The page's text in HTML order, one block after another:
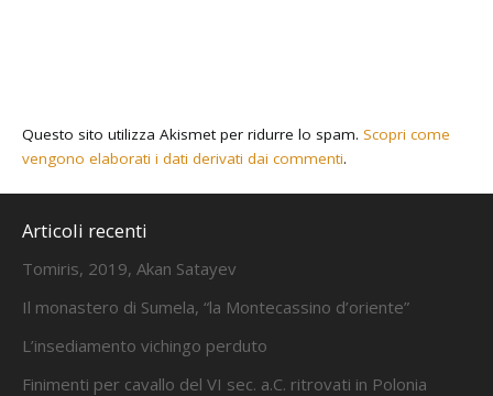
Questo sito utilizza Akismet per ridurre lo spam. Scopri come
vengono elaborati i dati derivati dai commenti.
Articoli recenti
Tomiris, 2019, Akan Satayev
Il monastero di Sumela, “la Montecassino d’oriente”
L’insediamento vichingo perduto
Finimenti per cavallo del VI sec. a.C. ritrovati in Polonia